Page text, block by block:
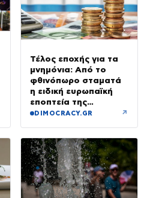
Τέλος εποχής για τα
μνημόνια: Από το
φθινόπωρο σταματά
η ειδική ευρωπαϊκή
εποπτεία της
ελληνικής οικονομίας
DIMOCRACY.GR ↗